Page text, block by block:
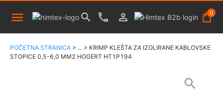
0
POČETNA STRANICA > ... > KRIMP KLEŠTA ZA IZOLIRANE KABLOVSKE
STOPICE 0,5-6,0 MM2 HOGERT HT1P194